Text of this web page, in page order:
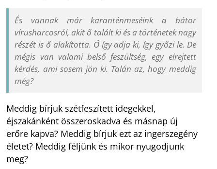
És vannak már karanténmeséink a bátor
vírusharcosról, akit ő talált ki és a történetek nagy
részét is ő alakította. Ő így adja ki, így győzi le. De
mégis van valami belső feszültség, egy elrejtett
kérdés, ami sosem jön ki. Talán az, hogy meddig
még?
Meddig bírjuk szétfeszített idegekkel,
éjszakánként összeroskadva és másnap új
erőre kapva? Meddig bírjuk ezt az ingerszegény
életet? Meddig féljünk és mikor nyugodjunk
meg?